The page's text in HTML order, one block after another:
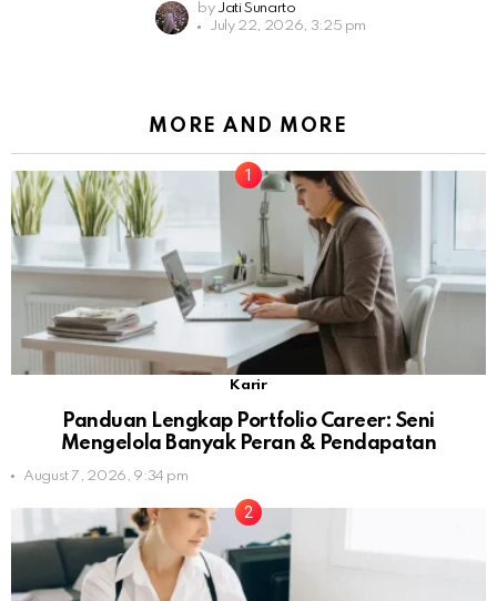
by Jati Sunarto
July 22, 2026, 3:25 pm
MORE AND MORE
Karir
Panduan Lengkap Portfolio Career: Seni
Mengelola Banyak Peran & Pendapatan
August 7, 2026, 9:34 pm